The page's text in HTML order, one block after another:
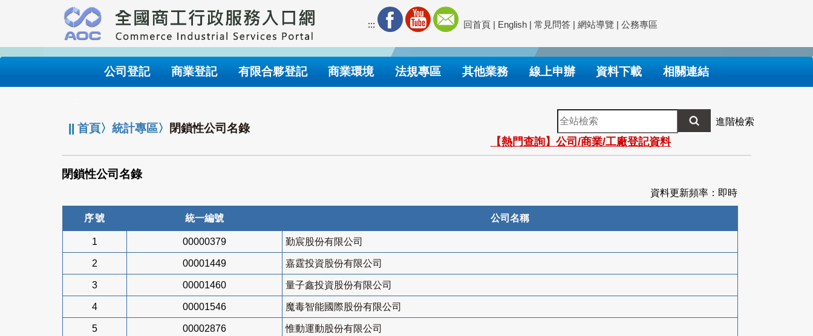
要
內
::: 回首頁 | English | 常見問答 | 網站導覽 | 公務專區
公司登記 商業登記 有限合夥登記 商業環境 法規專區 其他業務 線上申辦 資料下載 相關連結
||首頁〉統計專區〉 閉鎖性公司名錄
全
站
檢
索
進階檢索
【熱門查詢】公司/商業/工廠登記資料
閉鎖性公司名錄
資料更新頻率：即時
序號 統一編號 公司名稱
1 00000379 勤宸股份有限公司
2 00001449 嘉霆投資股份有限公司
3 00001460 量子鑫投資股份有限公司
4 00001546 魔毒智能國際股份有限公司
5 00002876 惟動運動股份有限公司